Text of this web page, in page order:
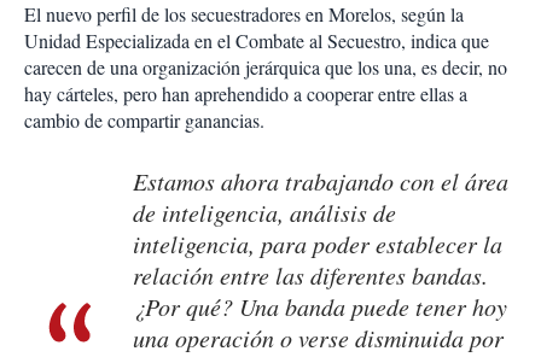
El nuevo perfil de los secuestradores en Morelos, según la
Unidad Especializada en el Combate al Secuestro, indica que
carecen de una organización jerárquica que los una, es decir, no
hay cárteles, pero han aprehendido a cooperar entre ellas a
cambio de compartir ganancias.
Estamos ahora trabajando con el área
de inteligencia, análisis de
inteligencia, para poder establecer la
relación entre las diferentes bandas.
¿Por qué? Una banda puede tener hoy
una operación o verse disminuida por